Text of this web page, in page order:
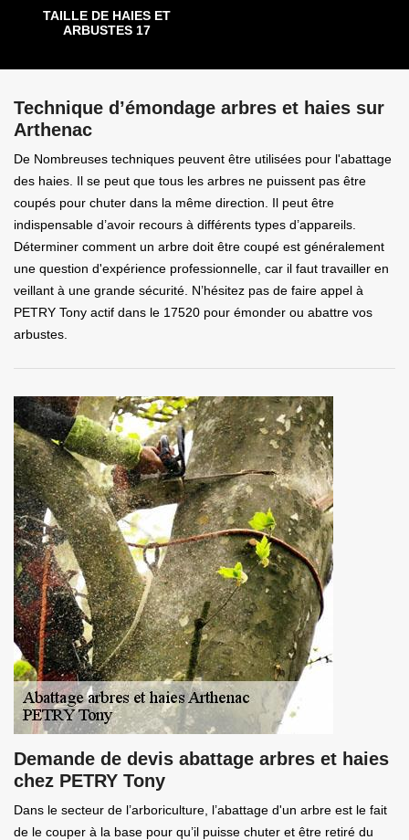
TAILLE DE HAIES ET
ARBUSTES 17
Technique d’émondage arbres et haies sur
Arthenac
De Nombreuses techniques peuvent être utilisées pour l'abattage
des haies. Il se peut que tous les arbres ne puissent pas être
coupés pour chuter dans la même direction. Il peut être
indispensable d’avoir recours à différents types d’appareils.
Déterminer comment un arbre doit être coupé est généralement
une question d'expérience professionnelle, car il faut travailler en
veillant à une grande sécurité. N’hésitez pas de faire appel à
PETRY Tony actif dans le 17520 pour émonder ou abattre vos
arbustes.
Demande de devis abattage arbres et haies
chez PETRY Tony
Dans le secteur de l’arboriculture, l’abattage d'un arbre est le fait
de le couper à la base pour qu’il puisse chuter et être retiré du